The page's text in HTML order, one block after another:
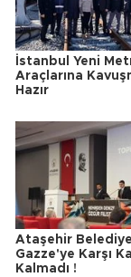
İstanbul Yeni
Araçlarına
Hazır
Ataşehir
Gazze'ye Karşı
Kalmadı !